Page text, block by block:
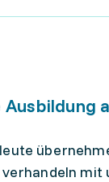
verhandeln